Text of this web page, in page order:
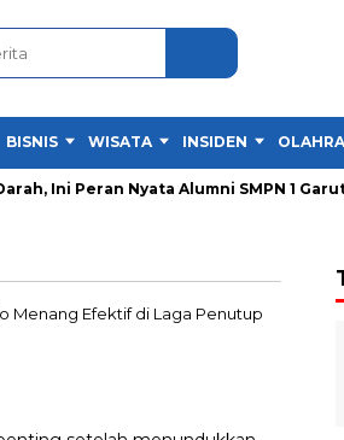
BISNIS WISATA INSIDEN
Ini Peran Nyata Alumni SMPN 1 Garut